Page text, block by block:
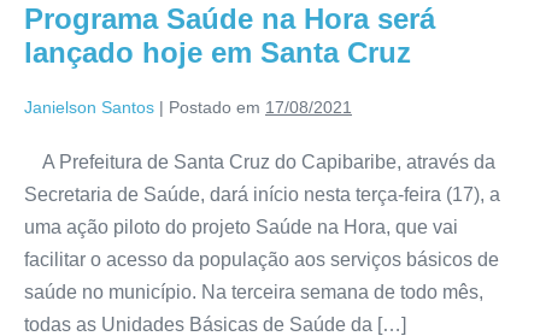
Programa Saúde na Hora será
lançado hoje em Santa Cruz
Janielson Santos | Postado em 17/08/2021
A Prefeitura de Santa Cruz do Capibaribe, através da
Secretaria de Saúde, dará início nesta terça-feira (17), a
uma ação piloto do projeto Saúde na Hora, que vai
facilitar o acesso da população aos serviços básicos de
saúde no município. Na terceira semana de todo mês,
todas as Unidades Básicas de Saúde da […]